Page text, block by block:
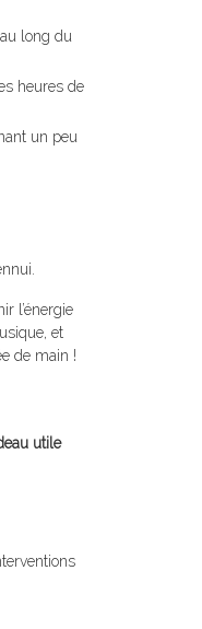
long du
heures de
un peu
l’énergie
et
de main !
utile